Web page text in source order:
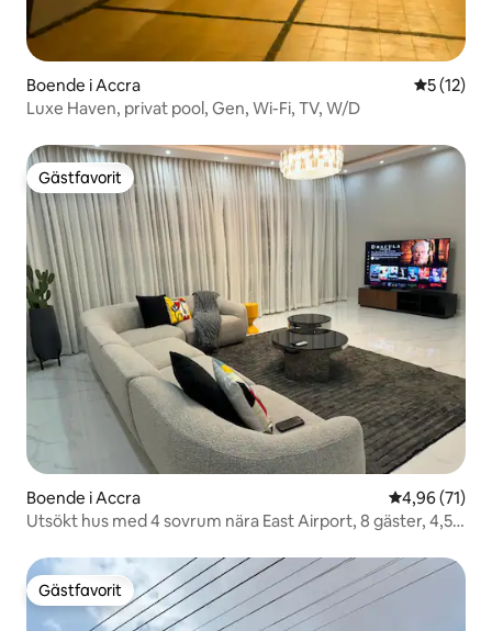
Boende i Accra 5 av 5 i
5 (12)
Luxe Haven, privat pool, Gen, Wi-Fi, TV, W/D
Gästfavorit
Gästfavorit
Boende i Accra 4,96 av 5 i
4,96 (71)
Utsökt hus med 4 sovrum nära East Airport, 8 gäster, 4,5
Gästfavorit
Gästfavorit